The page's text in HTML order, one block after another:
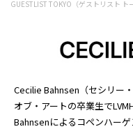
GUESTLIST TOKYO（ゲストリスト ト
Cecilie Bahnsen（セシリー
オブ・アートの卒業生で
Bahnsenによるコペンハー